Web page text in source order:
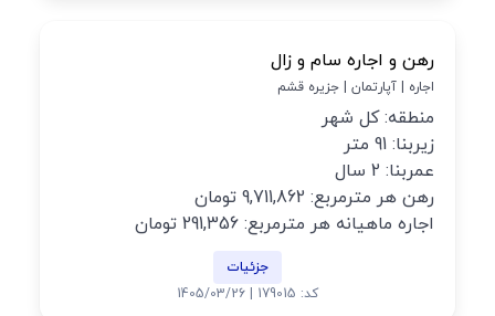
رهن و اجاره سام و زال
اجاره | آپارتمان | جزیره قشم
منطقه: کل شهر
زیربنا: 91 متر
عمربنا: 2 سال
رهن هر مترمربع: 9,711,862 تومان
اجاره ماهیانه هر مترمربع: 291,356 تومان
جزئیات
کد: 179015 | 1405/03/26